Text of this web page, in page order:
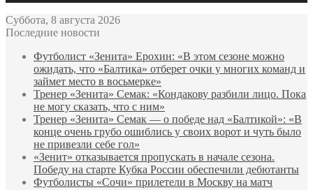
Суббота, 8 августа 2026
Последние новости
Футболист «Зенита» Ерохин: «В этом сезоне можно
ожидать, что «Балтика» отберет очки у многих команд и
займет место в восьмерке»
Тренер «Зенита» Семак: «Кондакову разбили лицо. Пока
не могу сказать, что с ним»
Тренер «Зенита» Семак — о победе над «Балтикой»: «В
конце очень грубо ошиблись у своих ворот и чуть было
не привезли себе гол»
«Зенит» отказывается пропускать в начале сезона.
Победу на старте Кубка России обеспечили дебютанты
Футболисты «Сочи» прилетели в Москву на матч